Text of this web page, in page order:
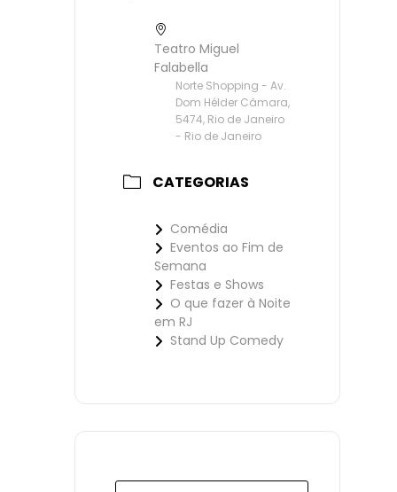
Teatro Miguel
Falabella
Norte Shopping - Av.
Dom Hélder Câmara,
5474, Rio de Janeiro
- Rio de Janeiro
CATEGORIAS
Comédia
Eventos ao Fim de
Semana
Festas e Shows
O que fazer à Noite
em RJ
Stand Up Comedy